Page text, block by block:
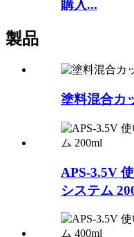
購入...
製品
塗料混合カ
APS-3.5V
システム